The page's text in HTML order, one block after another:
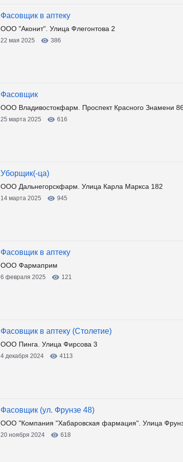
Фасовщик в аптеку
ООО "Аконит". Улица Флегонтова 2
22 мая 2025 386
Фасовщик
ООО Владивостокфарм. Проспект Красного Знамени 86
25 марта 2025 616
Уборщик(-ца)
ООО Дальнегорскфарм. Улица Карла Маркса 182
14 марта 2025 945
Фасовщик в аптеку
ООО Фармаприм
6 февраля 2025 121
Фасовщик в аптеку (Столетие)
ООО Пинга. Улица Фирсова 3
4 декабря 2024 4113
Фасовщик (ул. Фрунзе 48)
ООО "Компания "Хабаровская фармация". Улица
20 ноября 2024 618